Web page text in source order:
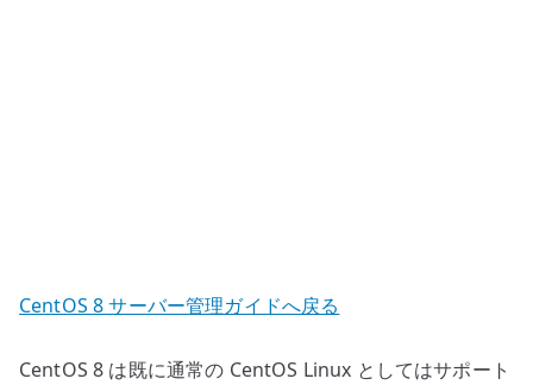
確
へ
CentOS 8 サーバー管理ガイドへ戻る
CentOS 8 は既に通常の CentOS Linux としてはサポート